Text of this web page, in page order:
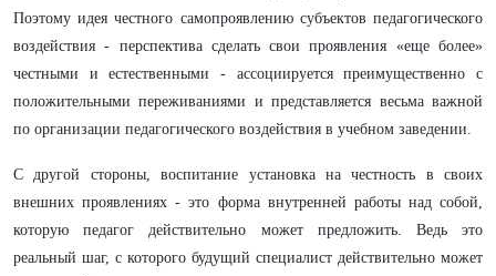
Поэтому идея честного самопроявлению субъектов педагогического
воздействия - перспектива сделать свои проявления «еще более»
честными и естественными - ассоциируется преимущественно с
положительными переживаниями и представляется весьма важной
по организации педагогического воздействия в учебном заведении.
С другой стороны, воспитание установка на честность в своих
внешних проявлениях - это форма внутренней работы над собой,
которую педагог действительно может предложить. Ведь это
реальный шаг, с которого будущий специалист действительно может